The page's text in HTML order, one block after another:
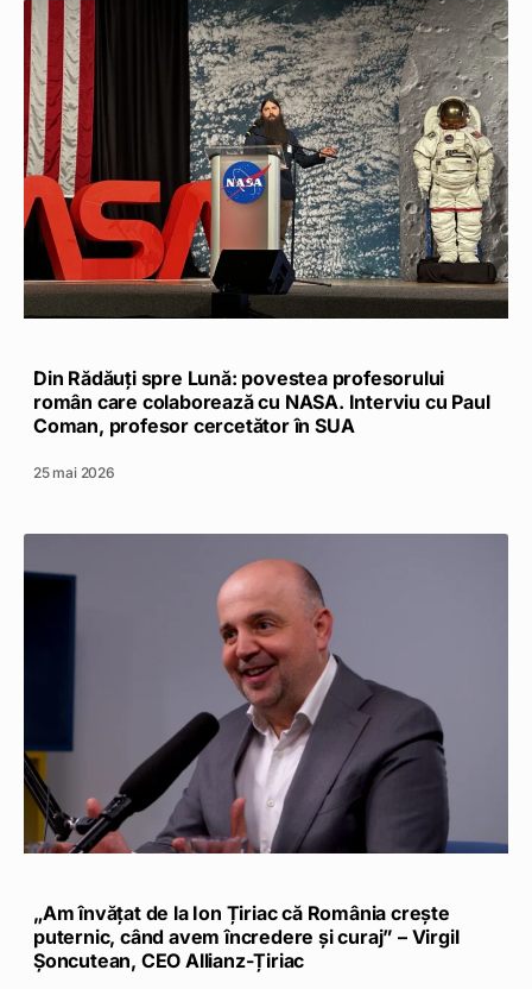
Din Rădăuți spre Lună: povestea profesorului
român care colaborează cu NASA. Interviu cu Paul
Coman, profesor cercetător în SUA
25 mai 2026
„Am învățat de la Ion Țiriac că România crește
puternic, când avem încredere și curaj” – Virgil
Șoncutean, CEO Allianz-Țiriac